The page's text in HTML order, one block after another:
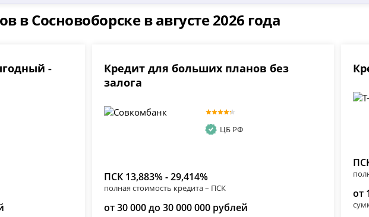
в Сосновоборске в августе 2026 года
-
Кредит для больших планов без
залога
ЦБ РФ
ПСК 13,883% - 29,414%
полная стоимость кредита – ПСК
от 30 000 до 30 000 000 рублей
от